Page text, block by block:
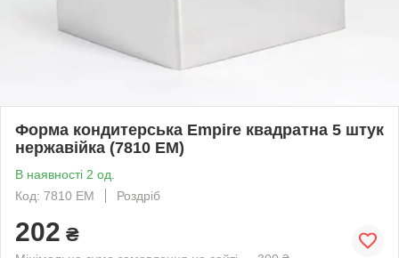
Форма кондитерська Empire квадратна 5 штук
нержавійка (7810 EM)
В наявності 2 од.
Код: 7810 EM
Роздріб
202 ₴